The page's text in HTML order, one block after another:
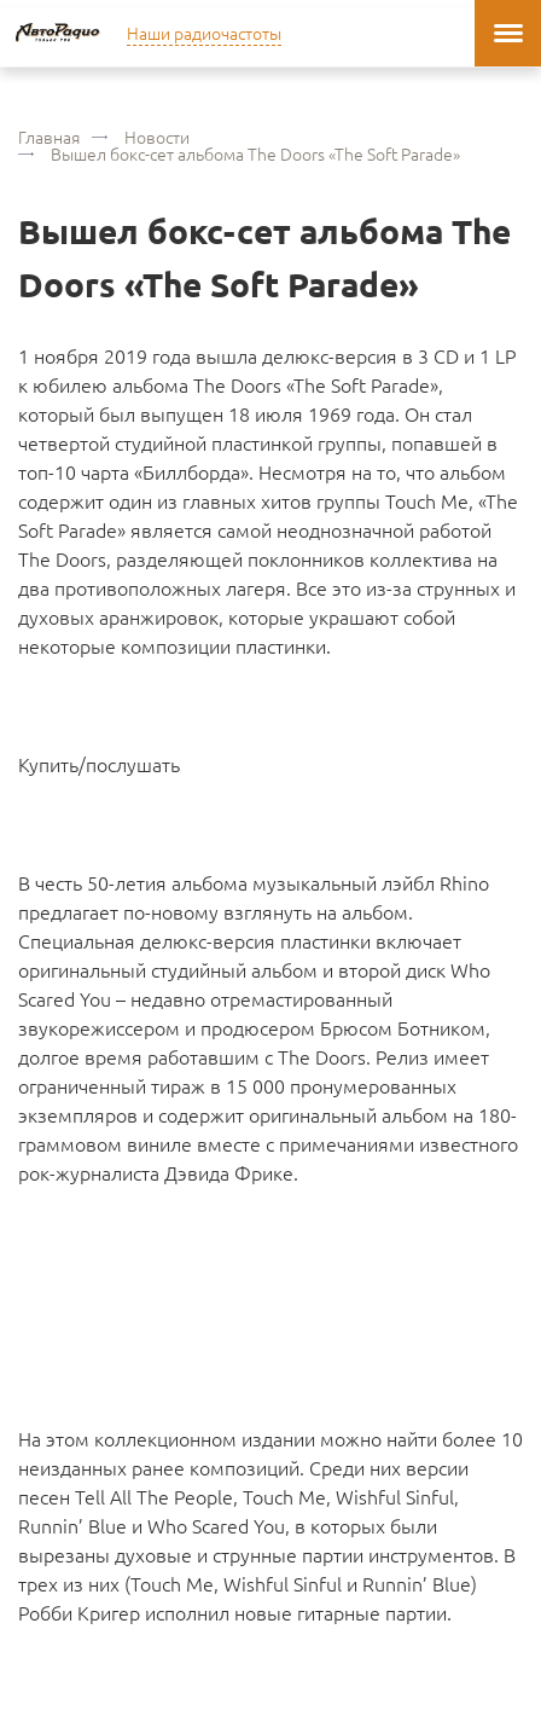
Наши радиочастоты
Главная Новости
Вышел бокс-сет альбома The Doors «The Soft Parade»
Вышел бокс-сет альбома The
Doors «The Soft Parade»
1 ноября 2019 года вышла делюкс-версия в 3 CD и 1 LP
к юбилею альбома The Doors «The Soft Parade»,
который был выпущен 18 июля 1969 года. Он стал
четвертой студийной пластинкой группы, попавшей в
топ-10 чарта «Биллборда». Несмотря на то, что альбом
содержит один из главных хитов группы Touch Me, «The
Soft Parade» является самой неоднозначной работой
The Doors, разделяющей поклонников коллектива на
два противоположных лагеря. Все это из-за струнных и
духовых аранжировок, которые украшают собой
некоторые композиции пластинки.
Купить/послушать
В честь 50-летия альбома музыкальный лэйбл Rhino
предлагает по-новому взглянуть на альбом.
Специальная делюкс-версия пластинки включает
оригинальный студийный альбом и второй диск Who
Scared You – недавно отремастированный
звукорежиссером и продюсером Брюсом Ботником,
долгое время работавшим с The Doors. Релиз имеет
ограниченный тираж в 15 000 пронумерованных
экземпляров и содержит оригинальный альбом на 180-
граммовом виниле вместе с примечаниями известного
рок-журналиста Дэвида Фрике.
На этом коллекционном издании можно найти более 10
неизданных ранее композиций. Среди них версии
песен Tell All The People, Touch Me, Wishful Sinful,
Runnin’ Blue и Who Scared You, в которых были
вырезаны духовые и струнные партии инструментов. В
трех из них (Touch Me, Wishful Sinful и Runnin’ Blue)
Робби Кригер исполнил новые гитарные партии.